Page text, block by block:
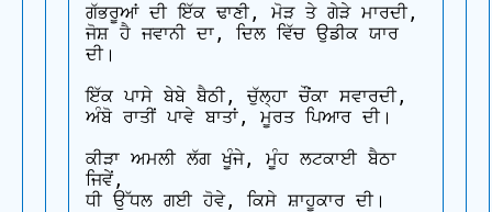
ਗੱਭਰੂਆਂ ਦੀ ਇੱਕ ਢਾਣੀ, ਮੋੜ ਤੇ ਗੇੜੇ ਮਾਰਦੀ,
ਜੋਸ਼ ਹੈ ਜਵਾਨੀ ਦਾ, ਦਿਲ ਵਿੱਚ ਉਡੀਕ ਯਾਰ
ਦੀ।
ਇੱਕ ਪਾਸੇ ਬੇਬੇ ਬੈਠੀ, ਚੁੱਲ੍ਹਾ ਚੌਂਕਾ ਸਵਾਰਦੀ,
ਅੰਬੋ ਰਾਤੀਂ ਪਾਵੇ ਬਾਤਾਂ, ਮੂਰਤ ਪਿਆਰ ਦੀ।
ਕੀੜਾ ਅਮਲੀ ਲੱਗ ਖੂੰਜੇ, ਮੂੰਹ ਲਟਕਾਈ ਬੈਠਾ
ਜਿਵੇਂ,
ਧੀ ਉੱਧਲ ਗਈ ਹੋਵੇ, ਕਿਸੇ ਸ਼ਾਹੂਕਾਰ ਦੀ।